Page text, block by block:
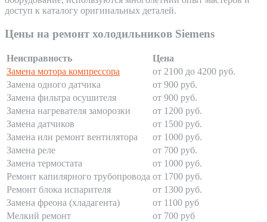
доступ к каталогу оригинальных деталей.
Цены на ремонт холодильников Siemens
Неисправность
Цена
Замена мотора компрессора
от 2100 до 4200 руб.
Замена одного датчика
от 900 руб.
Замена фильтра осушителя
от 900 руб.
Замена нагревателя заморозки
от 1200 руб.
Замена датчиков
от 1500 руб.
Замена или ремонт вентилятора
от 1000 руб.
Замена реле
от 700 руб.
Замена термостата
от 1000 руб.
Ремонт капилярного трубопровода от 1700 руб.
Ремонт блока испарителя
от 1300 руб.
Замена фреона (хладагента)
от 1100 руб
Мелкий ремонт
от 700 руб